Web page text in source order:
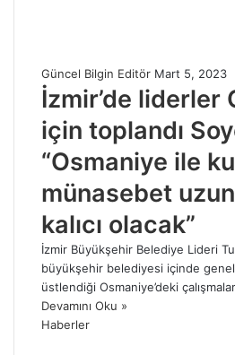
Güncel Bilgin Editör Mart 5, 2023
İzmir’de liderler
için toplandı
“Osmaniye ile
münasebet
kalıcı olacak”
İzmir Büyükşehir Belediye Lideri
büyükşehir belediyesi içinde
üstlendiği Osmaniye’deki
Devamını Oku »
Haberler